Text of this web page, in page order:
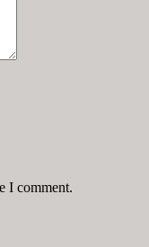
I comment.